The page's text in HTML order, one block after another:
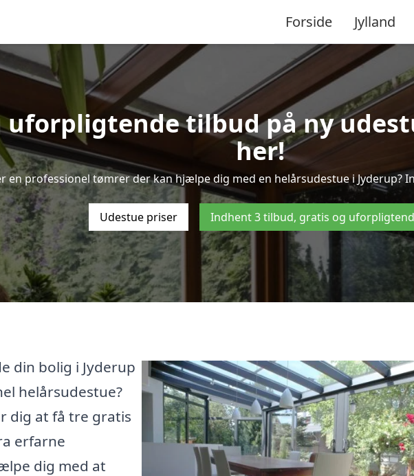
Forside Jylland
uforpligtende tilbud på ny
her!
en professionel tømrer der kan hjælpe dig med en helårsudestue i Jyderup?
Udestue priser Indhent 3 tilbud, gratis og
din bolig i Jyderup
helårsudestue?
dig at få tre gratis
erfarne
dig med at